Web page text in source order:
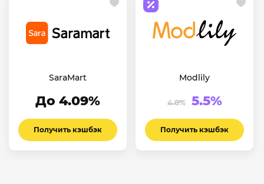
SaraMart
До 4.09%
Получить кэшбэк
Modlily
4.8% 5.5%
Получить кэшбэк